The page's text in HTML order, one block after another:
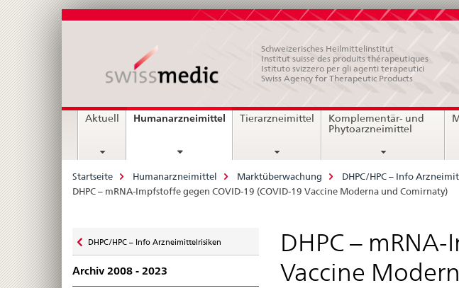
Schweizerisches Heilmittelinstitut
Institut suisse des produits thérapeutiques
Istituto svizzero per gli agenti terapeutici
Swiss Agency for Therapeutic Products
Hauptnavigation
Aktuell Humanarzneimittel current
Tierarzneimittel
Komplementär- und
Phytoarzneimittel
Breadcrumb
Startseite Humanarzneimittel Marktüberwachung DHPC/HPC – Info
DHPC – mRNA-Impfstoffe gegen COVID-19 (COVID-19 Vaccine Moderna und Comirnaty)
zu
DHPC/HPC – Info Arzneimittelrisiken
Archiv 2008 - 2023
DHPC –
Vaccine